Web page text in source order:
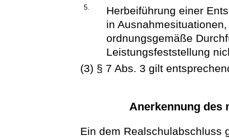
5.
Herbeiführung einer
in
ordnungsgemäße
Leistungsfeststellung
(3) § 7 Abs. 3 gilt
Anerkennung des
Ein dem Realschulabschluss